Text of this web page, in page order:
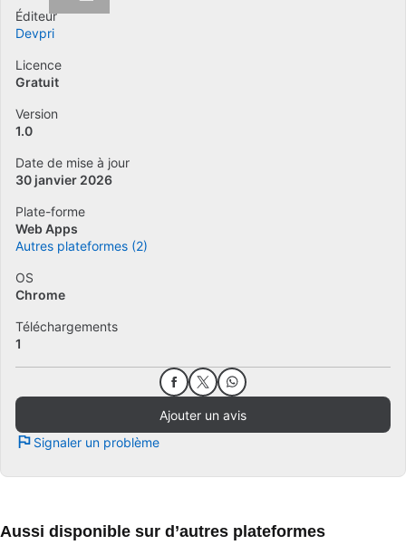
Éditeur
Devpri
Licence
Gratuit
Version
1.0
Date de mise à jour
30 janvier 2026
Plate-forme
Web Apps
Autres plateformes (2)
OS
Chrome
Téléchargements
1
Ajouter un avis
Signaler un problème
Aussi disponible sur d’autres plateformes